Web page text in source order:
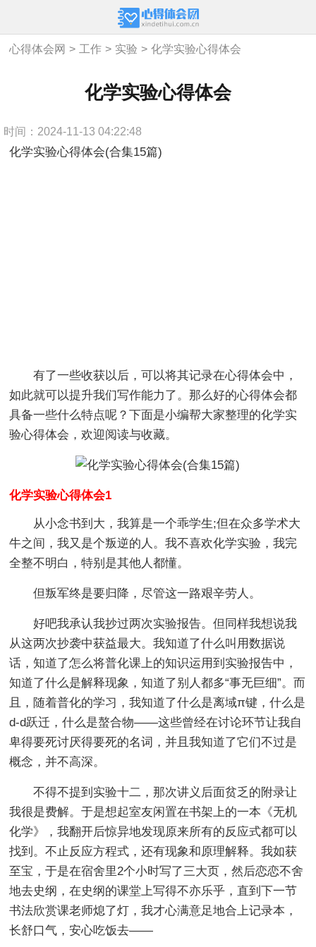
心得体会网 > 工作 > 实验 > 化学实验心得体会
化学实验心得体会
时间：2024-11-13 04:22:48
化学实验心得体会(合集15篇)
有了一些收获以后，可以将其记录在心得体会中，
如此就可以提升我们写作能力了。那么好的心得体会都
具备一些什么特点呢？下面是小编帮大家整理的化学实
验心得体会，欢迎阅读与收藏。
化学实验心得体会1
从小念书到大，我算是一个乖学生;但在众多学术大
牛之间，我又是个叛逆的人。我不喜欢化学实验，我完
全整不明白，特别是其他人都懂。
但叛军终是要归降，尽管这一路艰辛劳人。
好吧我承认我抄过两次实验报告。但同样我想说我
从这两次抄袭中获益最大。我知道了什么叫用数据说
话，知道了怎么将普化课上的知识运用到实验报告中，
知道了什么是解释现象，知道了别人都多“事无巨细”。而
且，随着普化的学习，我知道了什么是离域π键，什么是
d-d跃迁，什么是螯合物——这些曾经在讨论环节让我自
卑得要死讨厌得要死的名词，并且我知道了它们不过是
概念，并不高深。
不得不提到实验十二，那次讲义后面贫乏的附录让
我很是费解。于是想起室友闲置在书架上的一本《无机
化学》，我翻开后惊异地发现原来所有的反应式都可以
找到。不止反应方程式，还有现象和原理解释。我如获
至宝，于是在宿舍里2个小时写了三大页，然后恋恋不舍
地去史纲，在史纲的课堂上写得不亦乐乎，直到下一节
书法欣赏课老师熄了灯，我才心满意足地合上记录本，
长舒口气，安心吃饭去——